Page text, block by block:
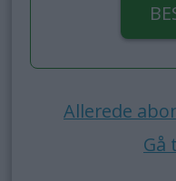
Allerede
Gå